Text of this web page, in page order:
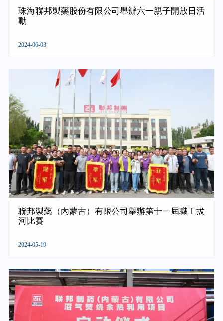
珠海聯邦製藥股份有限公司舉辦六一親子開放日活
動
2024-06-03
聯邦製藥（內蒙古）有限公司舉辦第十一屆職工拔
河比賽
2024-05-19